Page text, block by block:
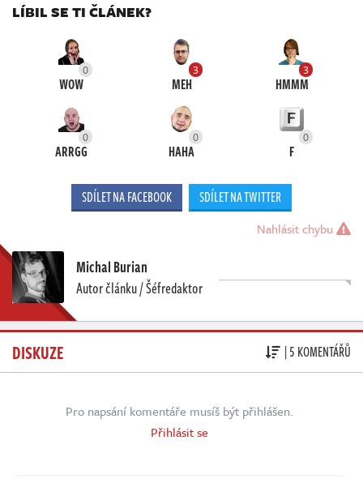
LÍBIL SE TI ČLÁNEK?
0
WOW
3
MEH
3
HMMM
0
ARRGG
0
HAHA
0
F
SDÍLET NA FACEBOOK SDÍLET NA TWITTER
Nahlásit chybu
Michal Burian
Autor článku / Šéfredaktor
DISKUZE | 5 KOMENTÁŘŮ
Pro napsání komentáře musíš být přihlášen.
Přihlásit se